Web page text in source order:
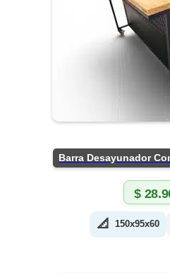
$
📐 150x95x60